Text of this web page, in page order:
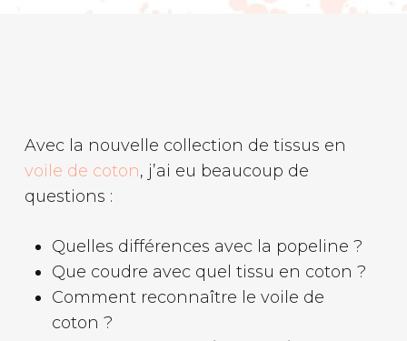
Avec la nouvelle collection de tissus en
voile de coton, j’ai eu beaucoup de
questions :
Quelles différences avec la popeline ?
Que coudre avec quel tissu en coton ?
Comment reconnaître le voile de
coton ?